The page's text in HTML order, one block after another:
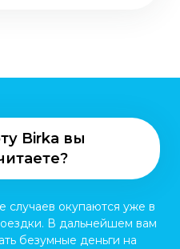
Birka вы
случаев окупаются уже в
В дальнейшем вам
безумные деньги на